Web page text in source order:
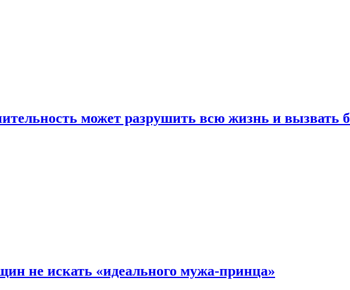
может разрушить всю жизнь и вызвать
не искать «идеального мужа-принца»